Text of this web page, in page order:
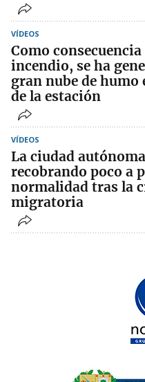
VÍDEOS
Como consecuencia
incendio, se ha
gran nube de
de la estación
VÍDEOS
La ciudad
recobrando poco a
normalidad tras la
migratoria